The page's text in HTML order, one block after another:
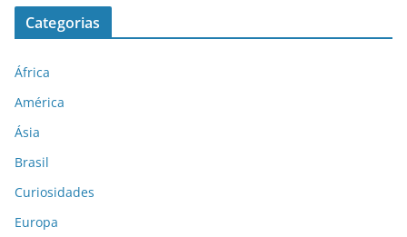
Categorias
África
América
Ásia
Brasil
Curiosidades
Europa